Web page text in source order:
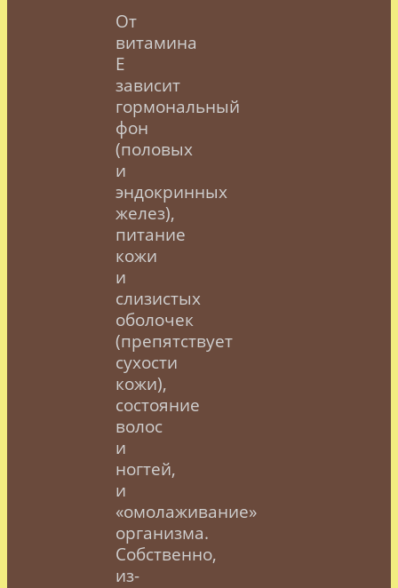
От
витамина
Е
зависит
гормональный
фон
(половых
и
эндокринных
желез),
питание
кожи
и
слизистых
оболочек
(препятствует
сухости
кожи),
состояние
волос
и
ногтей,
и
«омолаживание»
организма.
Собственно,
из-